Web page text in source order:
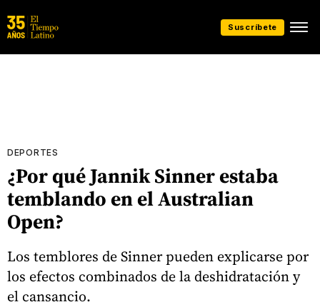
Suscríbete
DEPORTES
¿Por qué Jannik Sinner estaba
temblando en el Australian
Open?
Los temblores de Sinner pueden explicarse por
los efectos combinados de la deshidratación y
el cansancio.